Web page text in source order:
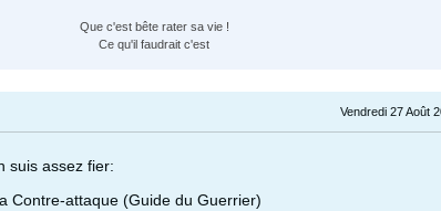
Que c'est bête rater sa vie !
Ce qu'il faudrait c'est
Vendredi 27 Août
suis assez fier:
Contre-attaque (Guide du Guerrier)